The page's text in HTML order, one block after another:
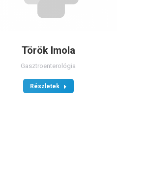
Török Imola
Gasztroenterológia
Részletek